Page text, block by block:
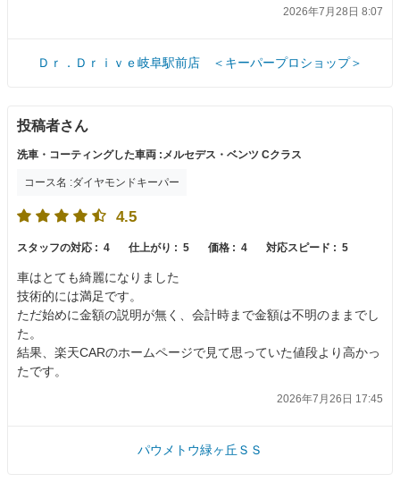
2026年7月28日 8:07
Ｄｒ．Ｄｒｉｖｅ岐阜駅前店 ＜キーパープロショップ＞
投稿者さん
洗車・コーティングした車両 :メルセデス・ベンツ Cクラス
コース名 :ダイヤモンドキーパー
4.5
スタッフの対応 : 4 仕上がり : 5 価格 : 4 対応スピード : 5
車はとても綺麗になりました
技術的には満足です。
ただ始めに金額の説明が無く、会計時まで金額は不明のままでし
た。
結果、楽天CARのホームページで見て思っていた値段より高かっ
たです。
2026年7月26日 17:45
パウメトウ緑ヶ丘ＳＳ